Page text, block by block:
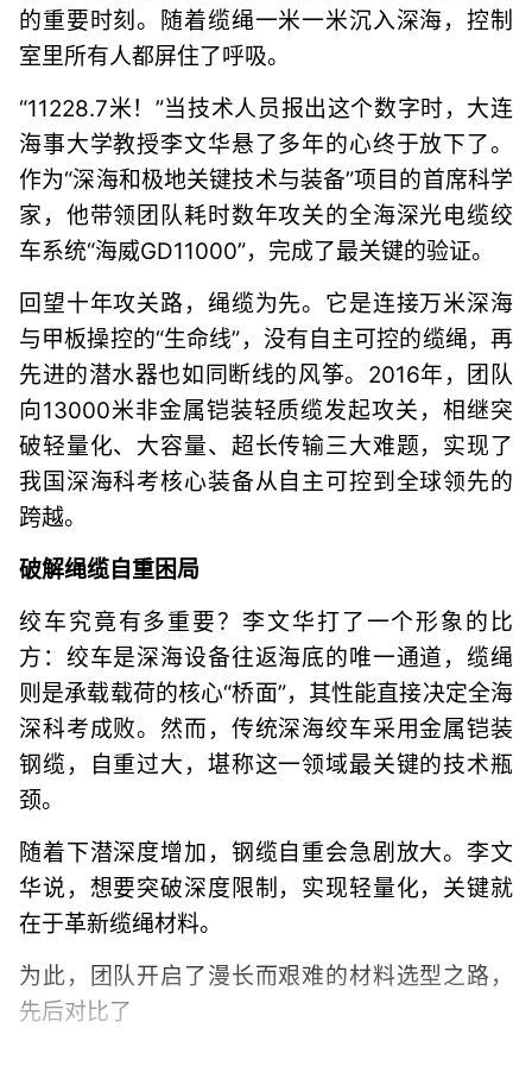
的重要时刻。随着缆绳一米一米沉入深海，控制
室里所有人都屏住了呼吸。
“11228.7米！”当技术人员报出这个数字时，大连
海事大学教授李文华悬了多年的心终于放下了。
作为“深海和极地关键技术与装备”项目的首席科学
家，他带领团队耗时数年攻关的全海深光电缆绞
车系统“海威GD11000”，完成了最关键的验证。
回望十年攻关路，绳缆为先。它是连接万米深海
与甲板操控的“生命线”，没有自主可控的缆绳，再
先进的潜水器也如同断线的风筝。2016年，团队
向13000米非金属铠装轻质缆发起攻关，相继突
破轻量化、大容量、超长传输三大难题，实现了
我国深海科考核心装备从自主可控到全球领先的
跨越。
破解绳缆自重困局
绞车究竟有多重要？李文华打了一个形象的比
方：绞车是深海设备往返海底的唯一通道，缆绳
则是承载载荷的核心“桥面”，其性能直接决定全海
深科考成败。然而，传统深海绞车采用金属铠装
钢缆，自重过大，堪称这一领域最关键的技术瓶
颈。
随着下潜深度增加，钢缆自重会急剧放大。李文
华说，想要突破深度限制，实现轻量化，关键就
在于革新缆绳材料。
为此，团队开启了漫长而艰难的材料选型之路，
先后对比了